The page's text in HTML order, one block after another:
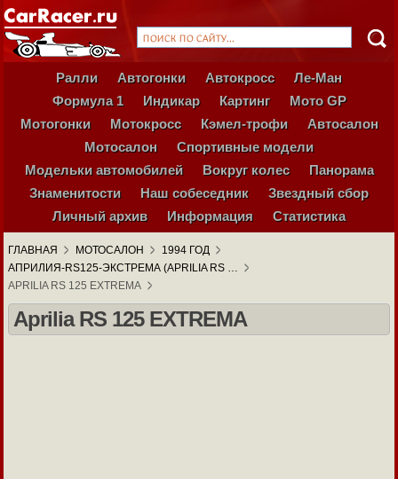
Ралли Автогонки Автокросс
Ле-Ман
Формула 1
Индикар Картинг
Мото GP
Мотогонки
Мотокросс Кэмел-трофи
Автосалон
Мотосалон
Спортивные модели
Модельки автомобилей
Вокруг колес
Панорама
Знаменитости
Наш собеседник
Звездный сбор
Личный архив
Информация Статистика
ГЛАВНАЯ МОТОСАЛОН
1994 ГОД
АПРИЛИЯ-RS125-ЭКСТРЕМА (APRILIA RS …
APRILIA RS 125 EXTREMA
Aprilia RS 125 EXTREMA